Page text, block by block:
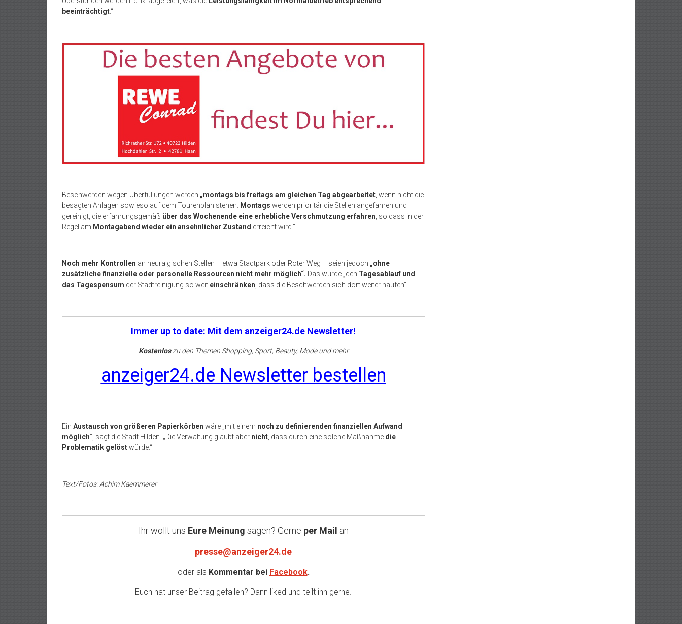
beeinträchtigt.“
Beschwerden wegen Überfüllungen werden „montags bis freitags am gleichen Tag abgearbeitet , wenn nicht die
besagten Anlagen sowieso auf dem Tourenplan stehen.
Montags werden prioritär die Stellen angefahren und
gereinigt, die erfahrungsgemäß über das Wochenende eine erhebliche Verschmutzung erfahren , so dass in der
Regel am Montagabend wieder ein ansehnlicher Zustand erreicht wird.“
Noch mehr Kontrollen an neuralgischen Stellen – etwa Stadtpark oder Roter Weg – seien jedoch „ohne
zusätzliche finanzielle oder personelle Ressourcen nicht mehr möglich“. Das würde „den Tagesablauf und
das Tagespensum der Stadtreinigung so weit einschränken , dass die Beschwerden sich dort weiter häufen“.
Immer up to date: Mit dem anzeiger24.de Newsletter!
Kostenloszu den Themen Shopping, Sport, Beauty, Mode und mehr
anzeiger24.de Newsletter bestellen
Ein Austausch von größeren Papierkörben wäre „mit einem noch zu definierenden finanziellen Aufwand
möglich“, sagt die Stadt Hilden. „Die Verwaltung glaubt aber nicht , dass durch eine solche Maßnahme die
Problematik gelöstwürde.“
Text/Fotos: Achim Kaemmerer
Ihr wollt uns Eure Meinung sagen? Gerne per Mail an
presse@anzeiger24.de
oder als Kommentar bei Facebook.
Euch hat unser Beitrag gefallen? Dann liked und teilt ihn gerne.